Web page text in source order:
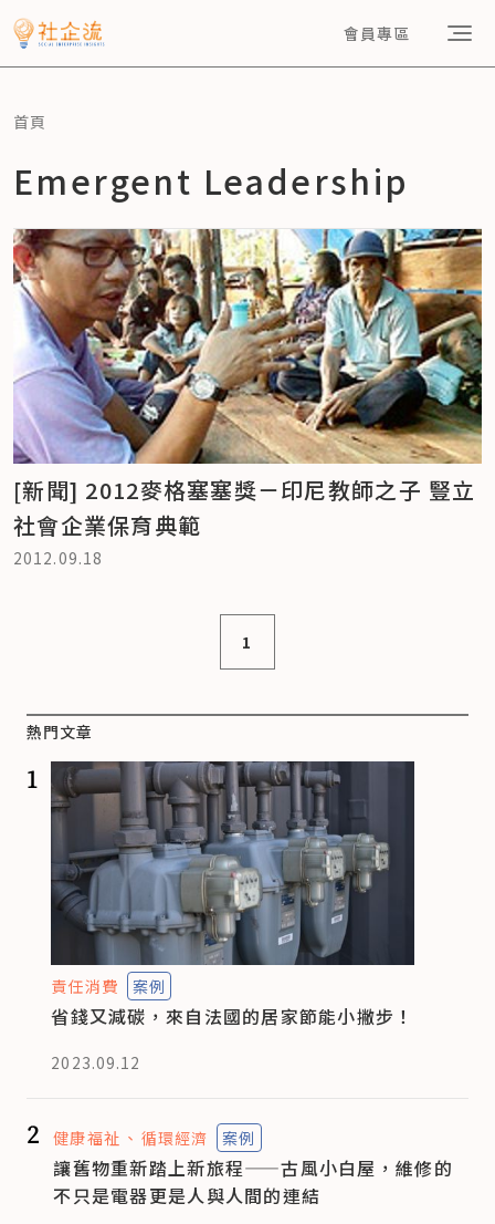
會員專區
首頁
Emergent Leadership
[新聞] 2012麥格塞塞獎－印尼教師之子 豎立
社會企業保育典範
2012.09.18
1
熱門文章
1
責任消費 案例
省錢又減碳，來自法國的居家節能小撇步！
2023.09.12
2 健康福祉 循環經濟 案例
讓舊物重新踏上新旅程——古風小白屋，維修的
不只是電器更是人與人間的連結